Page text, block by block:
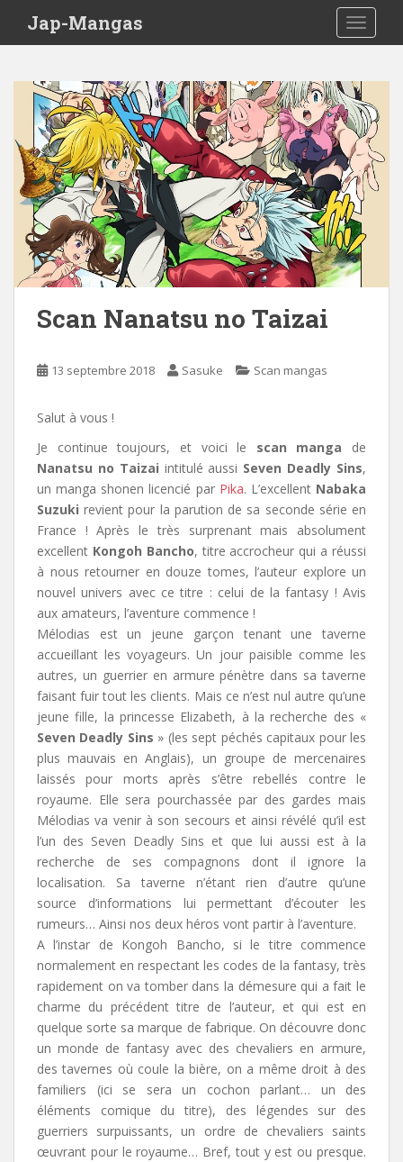
Jap-Mangas
Scan Nanatsu no Taizai
13 septembre 2018 Sasuke Scan mangas
Salut à vous !
Je continue toujours, et voici le scan manga de
Nanatsu no Taizai intitulé aussi Seven Deadly Sins,
un manga shonen licencié par Pika. L’excellent Nabaka
Suzuki revient pour la parution de sa seconde série en
France ! Après le très surprenant mais absolument
excellent Kongoh Bancho, titre accrocheur qui a réussi
à nous retourner en douze tomes, l’auteur explore un
nouvel univers avec ce titre : celui de la fantasy ! Avis
aux amateurs, l’aventure commence !
Mélodias est un jeune garçon tenant une taverne
accueillant les voyageurs. Un jour paisible comme les
autres, un guerrier en armure pénètre dans sa taverne
faisant fuir tout les clients. Mais ce n’est nul autre qu’une
jeune fille, la princesse Elizabeth, à la recherche des «
Seven Deadly Sins » (les sept péchés capitaux pour les
plus mauvais en Anglais), un groupe de mercenaires
laissés pour morts après s’être rebellés contre le
royaume. Elle sera pourchassée par des gardes mais
Mélodias va venir à son secours et ainsi révélé qu’il est
l’un des Seven Deadly Sins et que lui aussi est à la
recherche de ses compagnons dont il ignore la
localisation. Sa taverne n’étant rien d’autre qu’une
source d’informations lui permettant d’écouter les
rumeurs… Ainsi nos deux héros vont partir à l’aventure.
A l’instar de Kongoh Bancho, si le titre commence
normalement en respectant les codes de la fantasy, très
rapidement on va tomber dans la démesure qui a fait le
charme du précédent titre de l’auteur, et qui est en
quelque sorte sa marque de fabrique. On découvre donc
un monde de fantasy avec des chevaliers en armure,
des tavernes où coule la bière, on a même droit à des
familiers (ici se sera un cochon parlant… un des
éléments comique du titre), des légendes sur des
guerriers surpuissants, un ordre de chevaliers saints
œuvrant pour le royaume… Bref, tout y est ou presque.